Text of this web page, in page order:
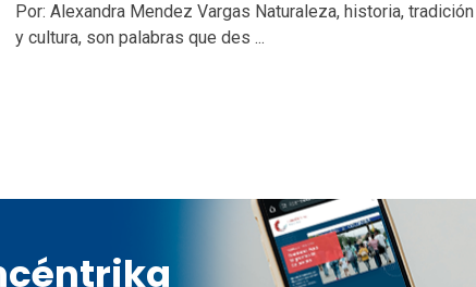
Por: Alexandra Mendez Vargas Naturaleza, historia, tradición
y cultura, son palabras que des ...